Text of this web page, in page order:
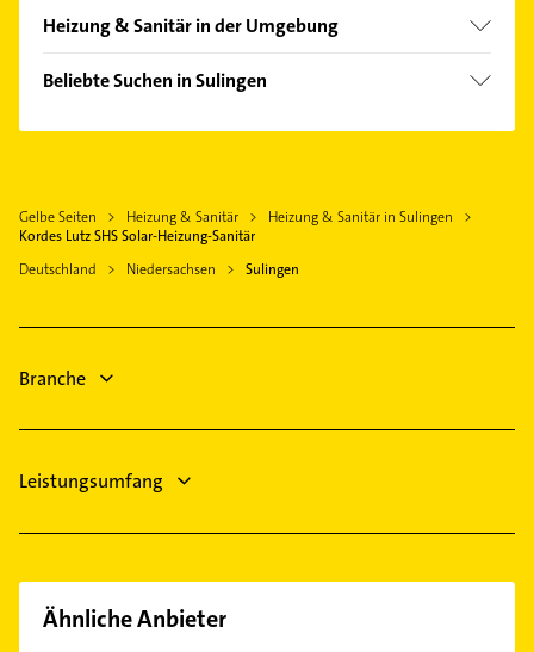
Lindern
Heizung & Sanitär in der Umgebung
Twistringen
Wagenfeld
Nienburg (Weser)
Goldenstedt
Diepenau
Rahden Westfalen
Beliebte Suchen in Sulingen
Physikalische Therapie
Gartenbau & Landschaftsbau
Maler
Zahnarzt
Gelbe Seiten Heizung & Sanitär
Heizung & Sanitär in Sulingen
Kordes Lutz SHS Solar-Heizung-Sanitär
Deutschland
Niedersachsen Sulingen
Branche
Leistungsumfang
Ähnliche Anbieter